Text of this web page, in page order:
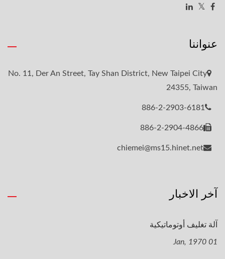
عنواننا
No. 11, Der An Street, Tay Shan District, New Taipei City
24355, Taiwan
886-2-2903-6181
886-2-2904-4866
chiemei@ms15.hinet.net
آخر الاخبار
آلة تغليف أوتوماتيكية
01 Jan, 1970